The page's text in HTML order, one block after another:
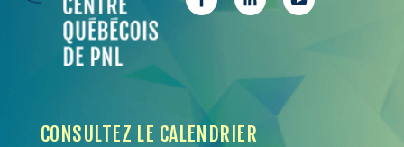
CONSULTEZ LE CALENDRIER